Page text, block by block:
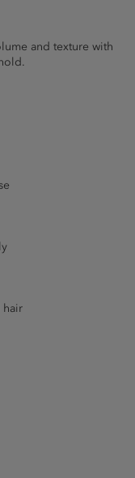
and texture with